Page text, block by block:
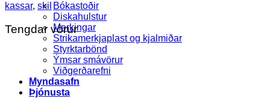
Bókastoðir
Diskahulstur
Merkingar
Strikamerkjaplast og kjalmiðar
Styrktarbönd
Ýmsar smávörur
Viðgerðarefni
Myndasafn
Þjónusta
quantity
kassar, skil
Tengdar vörur